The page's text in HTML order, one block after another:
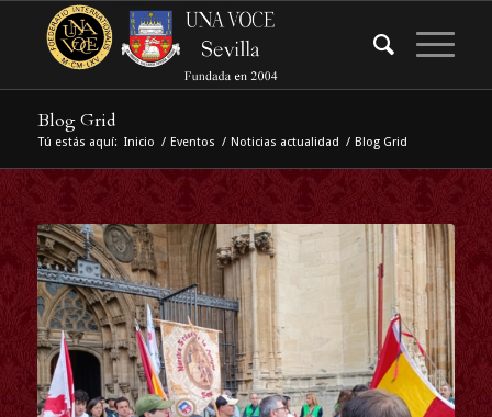
Blog Grid
Tú estás aquí: Inicio / Eventos / Noticias actualidad / Blog Grid